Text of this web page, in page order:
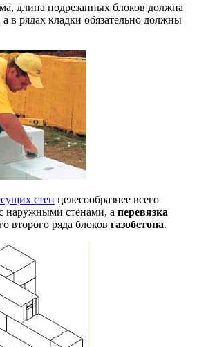
длина подрезанных блоков должна
в рядах кладки обязательно должны
стен целесообразнее всего
наружными стенами, а перевязка
второго ряда блоков газобетона.